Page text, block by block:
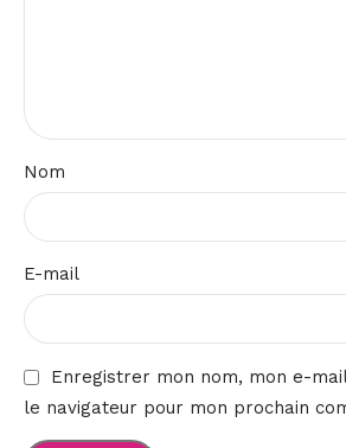
Nom
E-mail
Enregistrer mon nom, mon e-
le navigateur pour mon prochain